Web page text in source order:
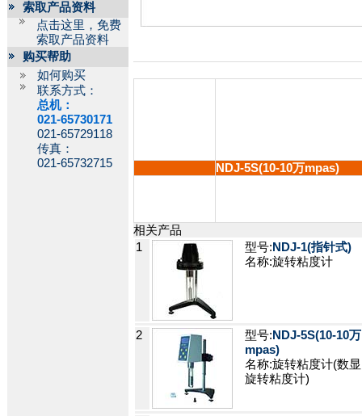
索取产品资料
点击这里，免费
索取产品资料
购买帮助
如何购买
联系方式：
总机：
021-65730171
021-65729118
传真：
021-65732715
NDJ-5S(10-10万mpas)
相关产品
1
型号:NDJ-1(指针式)
名称:旋转粘度计
2 型号:NDJ-5S(10-10万
mpas)
名称:旋转粘度计(数显
旋转粘度计)